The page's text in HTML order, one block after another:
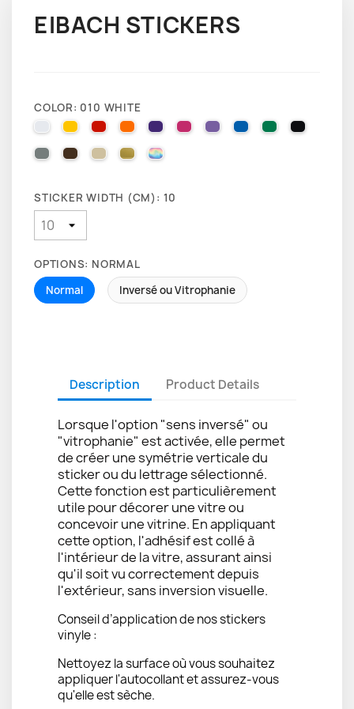
EIBACH STICKERS
COLOR: 010 WHITE
010 WHITE025 BRIMSTONE YELLOW
031 RED035 PASTEL ORANGE
040 VIOLET
041 PINK043 LAVENDER
051 GENTIAN BLUE
061 GREEN
070
071 GREY080 BROWN
082 BEIGE
091 GOLD000 HOLOGRAPHIQUE
STICKER WIDTH (CM): 10
OPTIONS: NORMAL
Normal
Inversé ou Vitrophanie
Description Product Details
Lorsque l'option "sens inversé" ou
"vitrophanie" est activée, elle permet
de créer une symétrie verticale du
sticker ou du lettrage sélectionné.
Cette fonction est particulièrement
utile pour décorer une vitre ou
concevoir une vitrine. En appliquant
cette option, l'adhésif est collé à
l'intérieur de la vitre, assurant ainsi
qu'il soit vu correctement depuis
l'extérieur, sans inversion visuelle.
Conseil d’application de nos stickers
vinyle :
Nettoyez la surface où vous souhaitez
appliquer l'autocollant et assurez-vous
qu'elle est sèche.